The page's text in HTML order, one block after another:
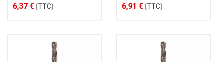
6,37 €(TTC) 6,91 €(TTC)